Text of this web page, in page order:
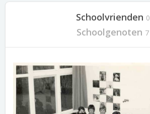
Schoolvrienden 0
Schoolgenoten 7